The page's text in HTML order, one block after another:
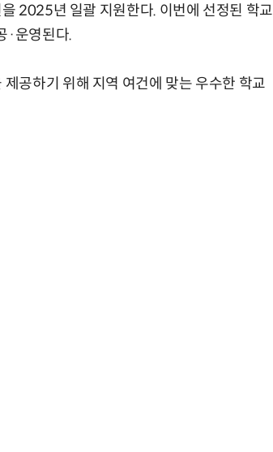
2025년 일괄 지원한다. 이번에 선정된 학교
·운영된다.
공하기 위해 지역 여건에 맞는 우수한 학교